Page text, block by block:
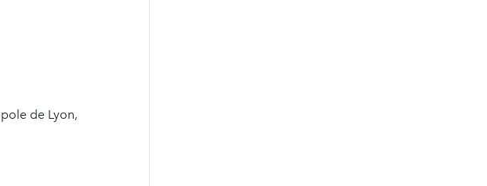
de Lyon,